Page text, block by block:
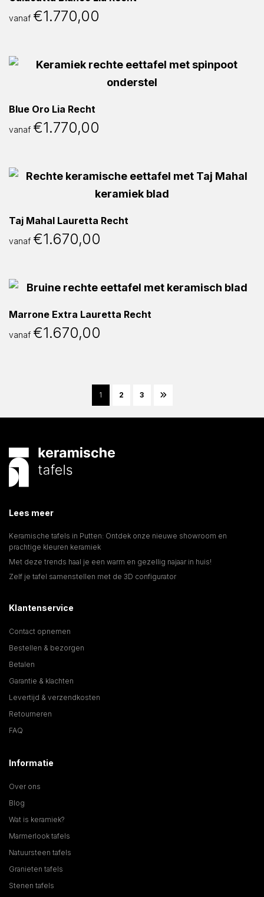
vanaf €1.770,00
Blue Oro Lia Recht
vanaf €1.770,00
Taj Mahal Lauretta Recht
vanaf €1.670,00
Marrone Extra Lauretta Recht
vanaf €1.670,00
1 2 3
Lees meer
Keramische tafels in Putten: Ontdek onze nieuwe showroom en
prachtige kleuren keramiek
Met deze trends haal je een warm en gezellig najaar in huis!
Zelf je tafel samenstellen met de 3D configurator
Klantenservice
Contact opnemen
Bestellen & bezorgen
Betalen
Garantie & klachten
Levertijd & verzendkosten
Retourneren
FAQ
Informatie
Over ons
Blog
Wat is keramiek?
Marmerlook tafels
Natuursteen tafels
Granieten tafels
Stenen tafels